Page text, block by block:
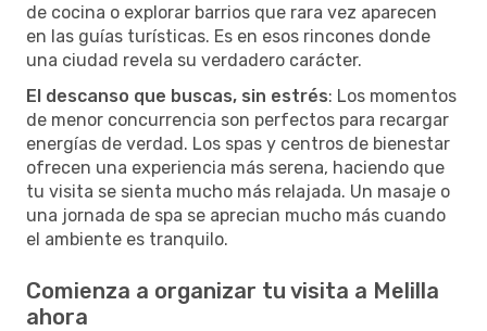
de cocina o explorar barrios que rara vez aparecen
en las guías turísticas. Es en esos rincones donde
una ciudad revela su verdadero carácter.
El descanso que buscas, sin estrés: Los momentos
de menor concurrencia son perfectos para recargar
energías de verdad. Los spas y centros de bienestar
ofrecen una experiencia más serena, haciendo que
tu visita se sienta mucho más relajada. Un masaje o
una jornada de spa se aprecian mucho más cuando
el ambiente es tranquilo.
Comienza a organizar tu visita a Melilla
ahora